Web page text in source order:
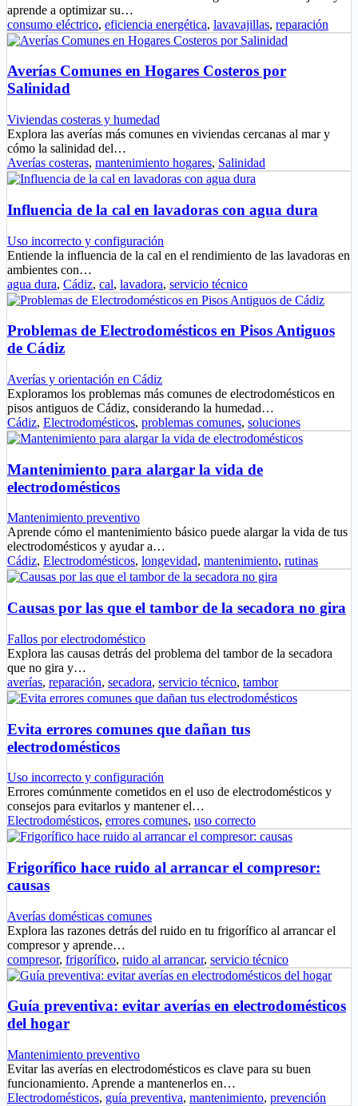
aprende a optimizar su…
consumo eléctrico, eficiencia energética, lavavajillas, reparación
Averías Comunes en Hogares Costeros por
Salinidad
Viviendas costeras y humedad
Explora las averías más comunes en viviendas cercanas al mar y
cómo la salinidad del…
Averías costeras, mantenimiento hogares, Salinidad
Influencia de la cal en lavadoras con agua dura
Uso incorrecto y configuración
Entiende la influencia de la cal en el rendimiento de las lavadoras en
ambientes con…
agua dura, Cádiz, cal, lavadora, servicio técnico
Problemas de Electrodomésticos en Pisos Antiguos
de Cádiz
Averías y orientación en Cádiz
Exploramos los problemas más comunes de electrodomésticos en
pisos antiguos de Cádiz, considerando la humedad…
Cádiz, Electrodomésticos, problemas comunes, soluciones
Mantenimiento para alargar la vida de
electrodomésticos
Mantenimiento preventivo
Aprende cómo el mantenimiento básico puede alargar la vida de tus
electrodomésticos y ayudar a…
Cádiz, Electrodomésticos, longevidad, mantenimiento, rutinas
Causas por las que el tambor de la secadora no gira
Fallos por electrodoméstico
Explora las causas detrás del problema del tambor de la secadora
que no gira y…
averías, reparación, secadora, servicio técnico, tambor
Evita errores comunes que dañan tus
electrodomésticos
Uso incorrecto y configuración
Errores comúnmente cometidos en el uso de electrodomésticos y
consejos para evitarlos y mantener el…
Electrodomésticos, errores comunes, uso correcto
Frigorífico hace ruido al arrancar el compresor:
causas
Averías domésticas comunes
Explora las razones detrás del ruido en tu frigorífico al arrancar el
compresor y aprende…
compresor, frigorífico, ruido al arrancar, servicio técnico
Guía preventiva: evitar averías en electrodomésticos
del hogar
Mantenimiento preventivo
Evitar las averías en electrodomésticos es clave para su buen
funcionamiento. Aprende a mantenerlos en…
Electrodomésticos, guía preventiva, mantenimiento, prevención